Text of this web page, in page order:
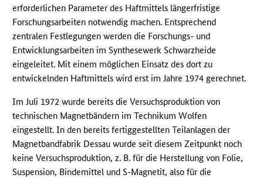
erforderlichen Parameter des Haftmittels längerfristige
Forschungsarbeiten notwendig machen. Entsprechend
zentralen Festlegungen werden die Forschungs- und
Entwicklungsarbeiten im Synthesewerk Schwarzheide
eingeleitet. Mit einem möglichen Einsatz des dort zu
entwickelnden Haftmittels wird erst im Jahre 1974 gerechnet.
Im Juli 1972 wurde bereits die Versuchsproduktion von
technischen Magnetbändern im Technikum Wolfen
eingestellt. In den bereits fertiggestellten Teilanlagen der
Magnetbandfabrik Dessau wurde seit diesem Zeitpunkt noch
keine Versuchsproduktion, z. B. für die Herstellung von Folie,
Suspension, Bindemittel und S-Magnetit, also für die